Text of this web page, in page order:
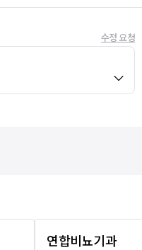
수정 요청
연합비뇨기과